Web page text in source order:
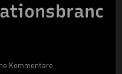
Kommentare